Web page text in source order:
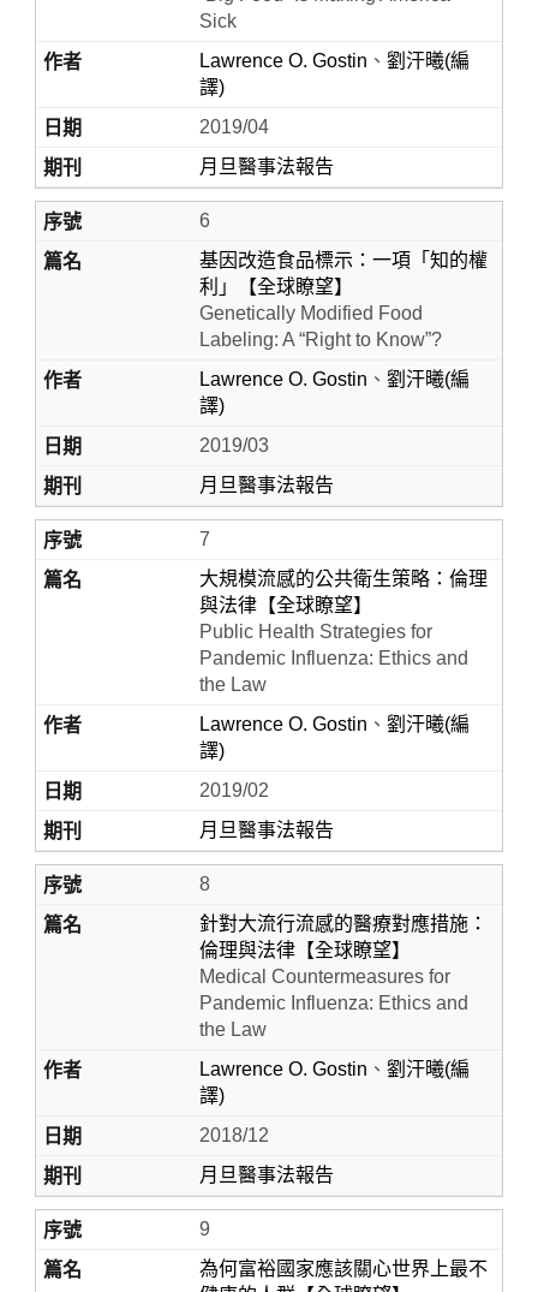
Sick
Lawrence O. Gostin 、 劉汗曦(編
譯)
2019/04
月旦醫事法報告
6
基因改造食品標示：一項「知的權
利」【全球瞭望】
Genetically Modified Food
Labeling: A “Right to Know”?
Lawrence O. Gostin 、 劉汗曦(編
譯)
2019/03
月旦醫事法報告
7
大規模流感的公共衛生策略：倫理
與法律【全球瞭望】
Public Health Strategies for
Pandemic Influenza: Ethics and
the Law
Lawrence O. Gostin 、 劉汗曦(編
譯)
2019/02
月旦醫事法報告
8
針對大流行流感的醫療對應措施：
倫理與法律【全球瞭望】
Medical Countermeasures for
Pandemic Influenza: Ethics and
the Law
Lawrence O. Gostin 、 劉汗曦(編
譯)
2018/12
月旦醫事法報告
9
為何富裕國家應該關心世界上最不